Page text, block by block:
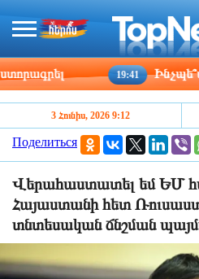
19:41 Ինչպե՞ս է
3 Հունիս, 2026 9:12
Поделиться
Վերահաստատել եմ ԵՄ
Հայաստանի հետ
տնտեսական ճնշման